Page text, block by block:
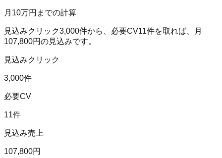
月10万円までの計算
見込みクリック3,000件から、必要CV11件を取れば、月
107,800円の見込みです。
見込みクリック
3,000件
必要CV
11件
見込み売上
107,800円